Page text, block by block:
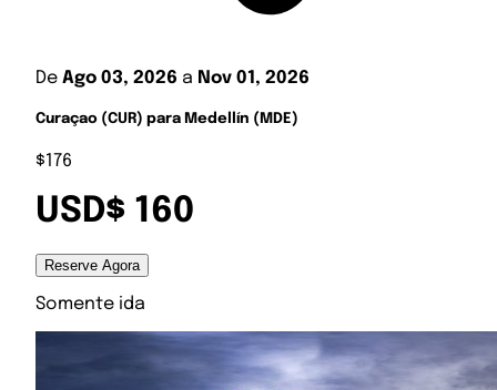
De Ago 03, 2026 a Nov 01, 2026
Curaçao (CUR) para Medellín (MDE)
$176
USD$ 160
Reserve Agora
Somente ida